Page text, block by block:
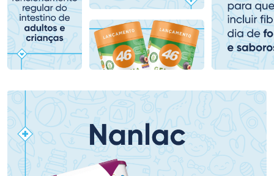
Comprar sem Desconto
Por R$ 159,59/cada
Comprar sem Desconto
Por R$ 159,59/cada
Comprar sem Desconto
Por R$ 139,90/cada
Comprar sem Desconto
Por R$ 139,90/cada